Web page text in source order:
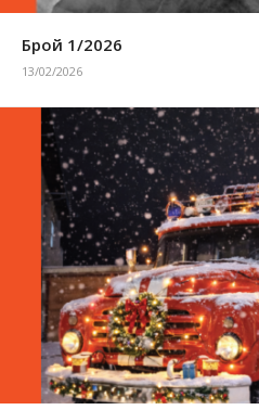
Брой 1/2026
13/02/2026